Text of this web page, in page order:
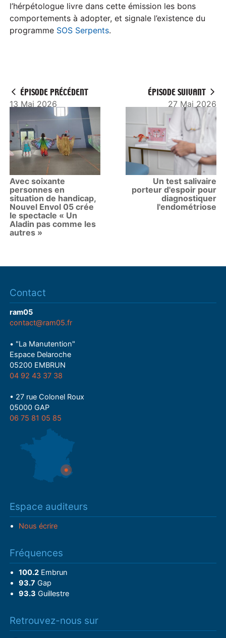
l’hérpétologue livre dans cette émission les bons
comportements à adopter, et signale l’existence du
programme SOS Serpents.
ÉPISODE PRÉCÉDENT
13 Mai 2026
Avec soixante
personnes en
situation de handicap,
Nouvel Envol 05 crée
le spectacle « Un
Aladin pas comme les
autres »
ÉPISODE SUIVANT
27 Mai 2026
Un test salivaire
porteur d'espoir pour
diagnostiquer
l'endométriose
Contact
ram05
contact@ram05.fr
• "La Manutention"
Espace Delaroche
05200 EMBRUN
04 92 43 37 38
• 27 rue Colonel Roux
05000 GAP
06 75 81 05 85
Espace auditeurs
Nous écrire
Fréquences
100.2Embrun
93.7 Gap
93.3 Guillestre
Retrouvez-nous sur